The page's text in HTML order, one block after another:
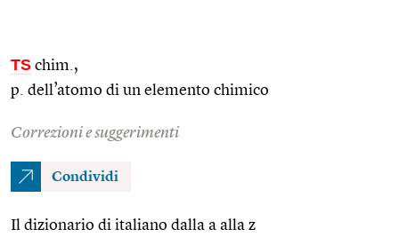
TS chim. ,
p. dell’atomo di un elemento chimico
Correzioni e suggerimenti
Condividi
Il dizionario di italiano dalla a alla z